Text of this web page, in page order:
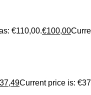
€110,00.€100,00
37,49Current price is: